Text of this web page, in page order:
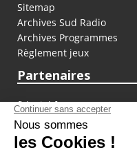
Sitemap
Archives Sud Radio
Archives Programmes
Règlement jeux
Partenaires
fiducial.fr
lyoncapitale.fr
olympique-et-lyonnais.com